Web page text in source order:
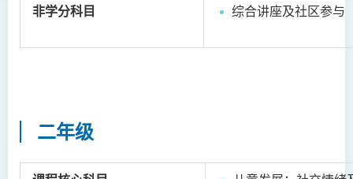
非学分科目 综合讲座及社区参与
二年级
健康科学（荣誉）学士 (兼读